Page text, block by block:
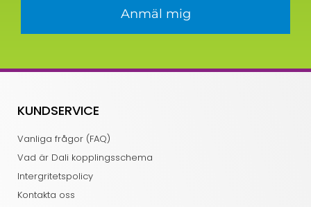
Anmäl mig
KUNDSERVICE
Vanliga frågor (FAQ)
Vad är Dali kopplingsschema
Intergritetspolicy
Kontakta oss